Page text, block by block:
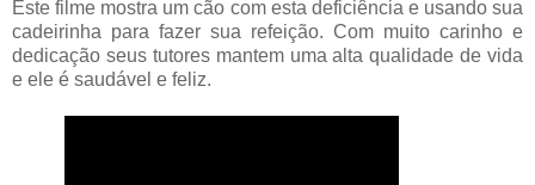
Este filme mostra um cão com esta deficiência e usando sua
cadeirinha para fazer sua refeição. Com muito carinho e
dedicação seus tutores mantem uma alta qualidade de vida
e ele é saudável e feliz.